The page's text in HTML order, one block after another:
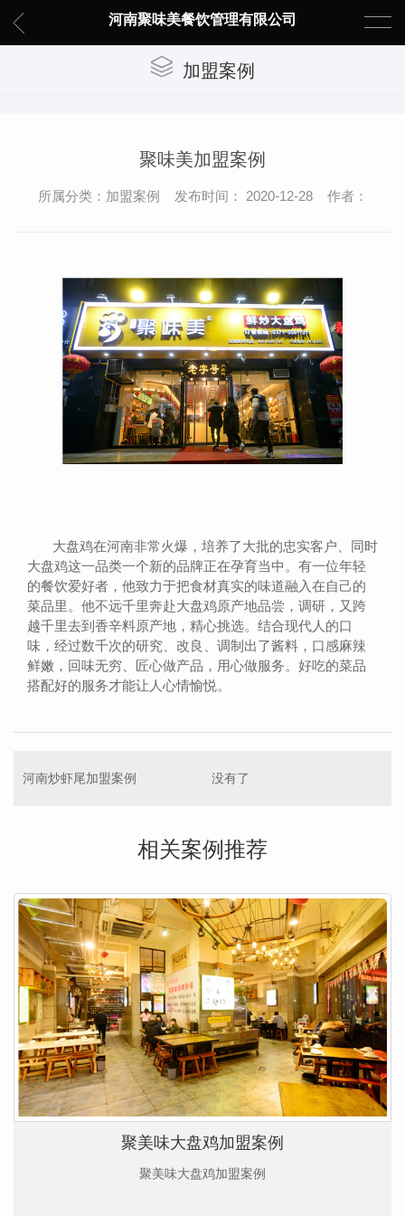
河南聚味美餐饮管理有限公司
加盟案例
聚味美加盟案例
所属分类：加盟案例 发布时间： 2020-12-28 作者：
大盘鸡在河南非常火爆，培养了大批的忠实客户、同时
大盘鸡这一品类一个新的品牌正在孕育当中。有一位年轻
的餐饮爱好者，他致力于把食材真实的味道融入在自己的
菜品里。他不远千里奔赴大盘鸡原产地品尝，调研，又跨
越千里去到香辛料原产地，精心挑选。结合现代人的口
味，经过数千次的研究、改良、调制出了酱料，口感麻辣
鲜嫩，回味无穷、匠心做产品，用心做服务。好吃的菜品
搭配好的服务才能让人心情愉悦。
河南炒虾尾加盟案例 没有了
相关案例推荐
聚美味大盘鸡加盟案例
聚美味大盘鸡加盟案例